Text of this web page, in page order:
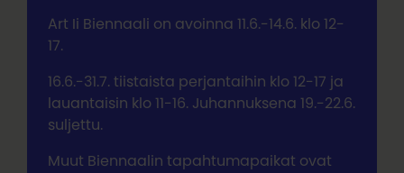
Art Ii Biennaali on avoinna 11.6.-14.6. klo 12-
17.
16.6.-31.7. tiistaista perjantaihin klo 12-17 ja
lauantaisin klo 11-16. Juhannuksena 19.-22.6.
suljettu.
Muut Biennaalin tapahtumapaikat ovat